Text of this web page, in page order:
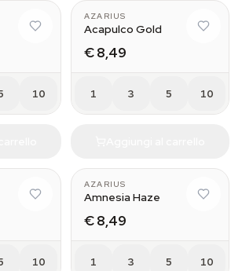
10
AZARIUS
Acapulco Gold
€ 8,49
1 3 5 10
10
AZARIUS
Amnesia Haze
€ 8,49
1 3 5 10